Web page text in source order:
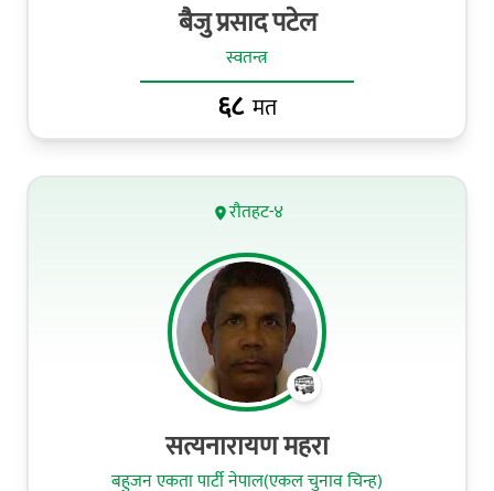
बैजु प्रसाद पटेल
स्वतन्त्र
६८ मत
रौतहट-४
सत्यनारायण महरा
बहुजन एकता पार्टी नेपाल(एकल चुनाव चिन्ह)